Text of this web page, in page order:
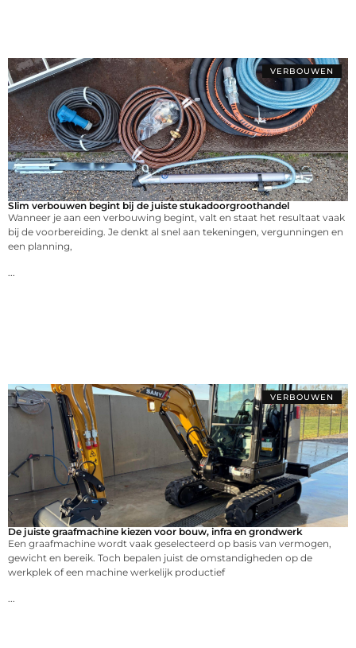
VERBOUWEN
Slim verbouwen begint bij de juiste stukadoorgroothandel
Wanneer je aan een verbouwing begint, valt en staat het resultaat vaak
bij de voorbereiding. Je denkt al snel aan tekeningen, vergunningen en
een planning,
VERBOUWEN
De juiste graafmachine kiezen voor bouw, infra en grondwerk
Een graafmachine wordt vaak geselecteerd op basis van vermogen,
gewicht en bereik. Toch bepalen juist de omstandigheden op de
werkplek of een machine werkelijk productief